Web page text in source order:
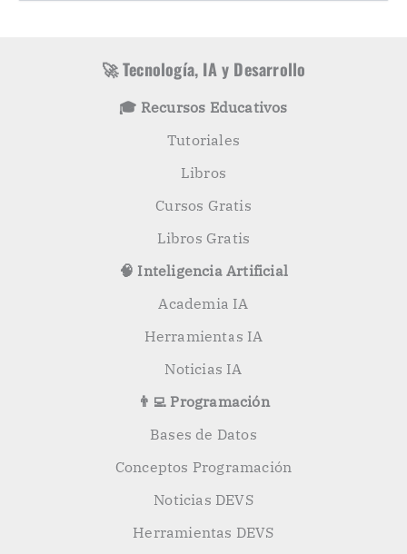
🚀 Tecnología, IA y Desarrollo
🎓 Recursos Educativos
Tutoriales
Libros
Cursos Gratis
Libros Gratis
🧠 Inteligencia Artificial
Academia IA
Herramientas IA
Noticias IA
👨‍💻 Programación
Bases de Datos
Conceptos Programación
Noticias DEVS
Herramientas DEVS